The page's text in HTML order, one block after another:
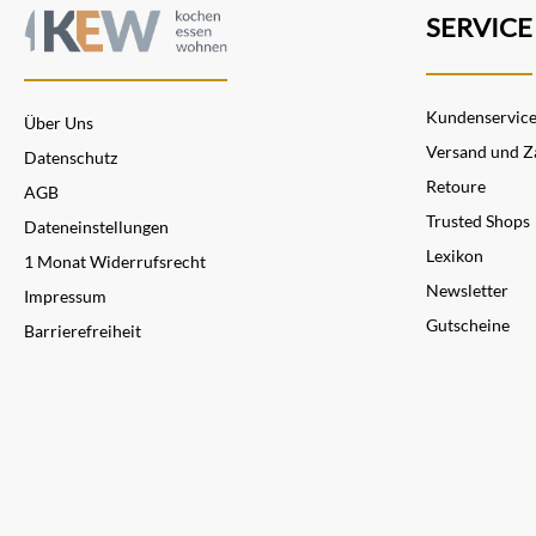
Über Uns
Datenschutz
AGB
Dateneinstellungen
1 Monat Widerrufsrecht
Impressum
Barrierefreiheit
SERVICE
Kundenservice
Versand und
Retoure
Trusted Shops
Lexikon
Newsletter
Gutscheine